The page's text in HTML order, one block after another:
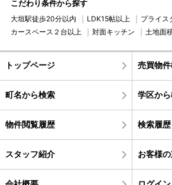
こだわり条件から探す
大垣駅徒歩20分以内 LDK15帖以上
プライス
カースペース２台以上
対面キッチン 土地面
トップページ 売買物
町名から検索 学区か
物件閲覧履歴 検索履歴
スタッフ紹介 お客様